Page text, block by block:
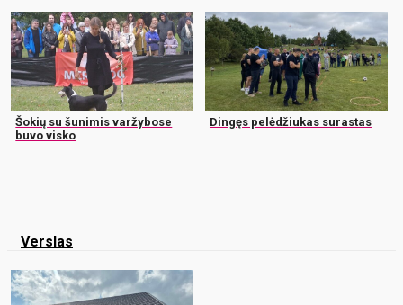
Šokių su šunimis varžybose
buvo visko
Dingęs pelėdžiukas surastas
Verslas